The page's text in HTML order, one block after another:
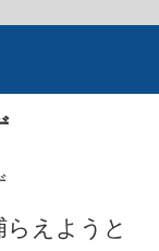
えようと